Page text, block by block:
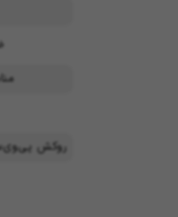
روکش